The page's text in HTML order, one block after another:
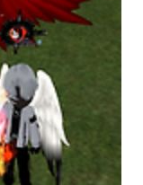
은 목공 한번 더 신
크로스보우가 완성
력 29~66 - 내구력
구도인 깔끔한 ..